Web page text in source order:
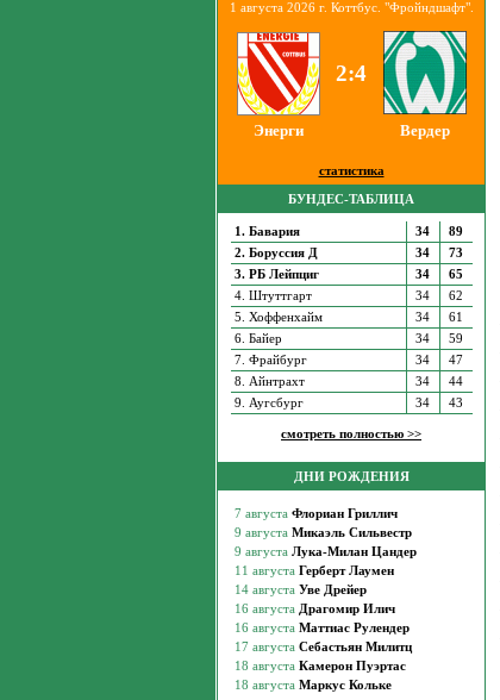
1 августа 2026 г. Коттбус. "Фройндшафт".
2:4
Энерги Вердер
статистика
БУНДЕС-ТАБЛИЦА
1. Бавария 34
89
2. Боруссия Д
34
73
3. РБ Лейпциг
34
65
4. Штуттгарт
34
62
5. Хоффенхайм
34
61
6. Байер
34
59
7. Фрайбург
34
47
8. Айнтрахт
34
44
9. Аугсбург
34 43
смотреть полностью >>
ДНИ РОЖДЕНИЯ